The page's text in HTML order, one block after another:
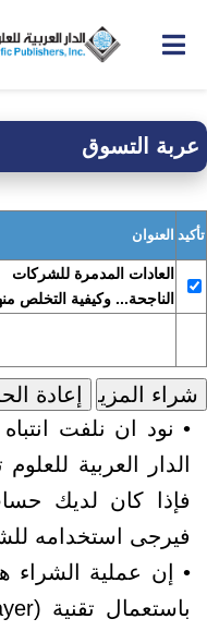
عربة التسوق
تأكيد العنوان
العادات المدمرة للشركات
الناجحة... وكيفية التخلص
• نود ان نلفت
الدار العربية
فإذا كان لديك
فيرجى استخدامه